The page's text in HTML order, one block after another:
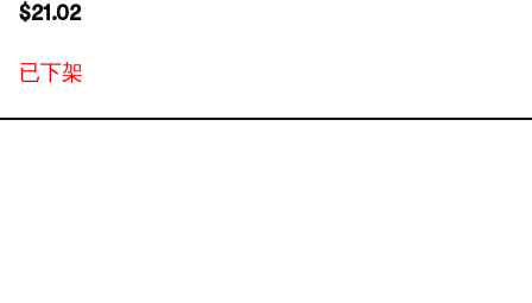
$21.02
已下架